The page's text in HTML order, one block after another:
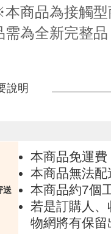
商品為接觸型
需為全新完整品
說明
送
本商品免運
本商品無法配
本商品約7個
若是訂購人
物網將有保